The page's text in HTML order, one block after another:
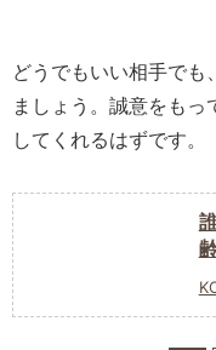
どうでもいい相手でも
ましょう。誠意をも
してくれるはずです。